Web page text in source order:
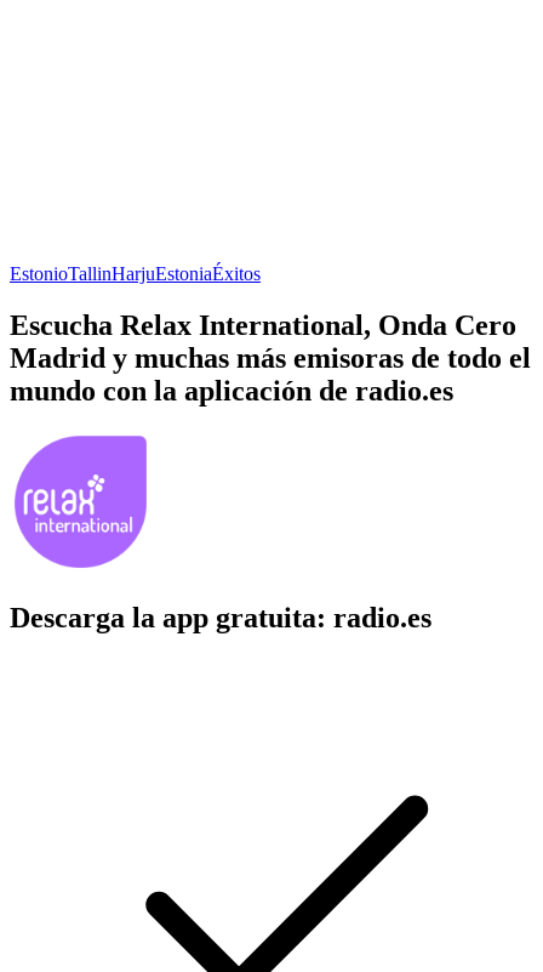
EstonioTallinHarjuEstoniaÉxitos
Escucha Relax International, Onda Cero
Madrid y muchas más emisoras de todo el
mundo con la aplicación de radio.es
Descarga la app gratuita: radio.es